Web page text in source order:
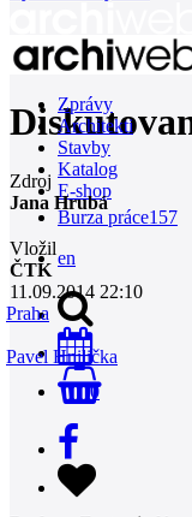
Zprávy
Architekti
Stavby
Katalog
E-shop
Burza práce157
en
0
Zdroj
Jana Hrubá
Vložil
ČTK
11.09.2014 22:10
Praha
Pavel Hnilička